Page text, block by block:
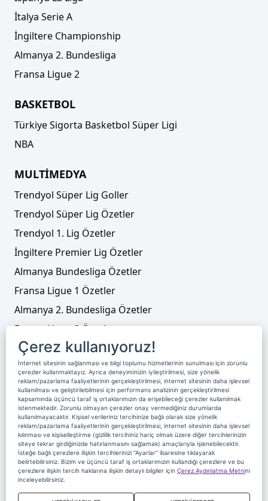
İtalya Serie A
İngiltere Championship
Almanya 2. Bundesliga
Fransa Ligue 2
BASKETBOL
Türkiye Sigorta Basketbol Süper Ligi
NBA
MULTİMEDYA
Trendyol Süper Lig Goller
Trendyol Süper Lig Özetler
Trendyol 1. Lig Özetler
İngiltere Premier Lig Özetler
Almanya Bundesliga Özetler
Fransa Ligue 1 Özetler
Almanya 2. Bundesliga Özetler
Fransa Ligue 2 Özetler
Tenis
Video Liste
Foto Galeriler
Üyelik Yayın Akışı Reklam
Site Sözleşmesi
Künye ve İletişim
Çerez Politikası
Çerez Yönetimi
Veri Sahibi Başvuru Formu
Nereden İzlerim
Copyright 2020 Digiturk Bu siteyi kullanarak sözleşmeyi kabul etmiş
Çerez kullanıyoruz!
İnternet sitesinin sağlanması ve bilgi toplumu hizmetlerinin sunulması için zorunlu
çerezler kullanmaktayız. Ayrıca deneyiminizin iyileştirilmesi, size yönelik
reklam/pazarlama faaliyetlerinin gerçekleştirilmesi, internet sitesinin daha işlevsel
kullanılması ve geliştirilebilmesi için performans analizinin gerçekleştirilmesi
kapsamında üçüncü taraf iş ortaklarımızın da erişebileceği çerezler kullanılmak
istenmektedir. Zorunlu olmayan çerezler onay vermediğiniz durumlarda
kullanılmayacaktır. Kişisel verileriniz tercihinize bağlı olarak size yönelik
reklam/pazarlama faaliyetlerinin gerçekleştirilmesi, internet sitesinin daha işlevsel
kılınması ve kişiselleştirme (gizlilik tercihiniz hariç olmak üzere diğer tercihlerinizin
siteye tekrar girdiğinizde hatırlanmasını sağlamak) amaçlarıyla işlenebilecektir.
İsteğe bağlı çerezlere ilişkin tercihlerinizi “Ayarlar” ibaresine tıklayarak
belirtebilirsiniz. Bizim ve üçüncü taraf iş ortaklarımızın kullandığı çerezlere ve bu
çerezlere ilişkin tercih haklarına ilişkin detaylı bilgiler için Çerez Aydınlatma Metnini
inceleyebilirsiniz.